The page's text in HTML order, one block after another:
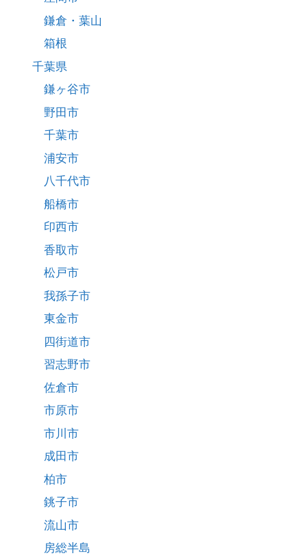
鎌倉・葉山
箱根
千葉県
鎌ヶ谷市
野田市
千葉市
浦安市
八千代市
船橋市
印西市
香取市
松戸市
我孫子市
東金市
四街道市
習志野市
佐倉市
市原市
市川市
成田市
柏市
銚子市
流山市
房総半島